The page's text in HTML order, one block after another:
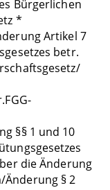
Bürgerlichen
*
Artikel 7
betr.
§§ 1 und 10
die Änderung
§ 2